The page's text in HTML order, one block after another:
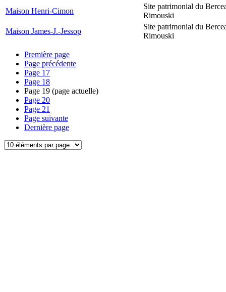
Maison Henri-Cimon
Site patrimonial du
Rimouski
Maison James-J.-Jessop
Site patrimonial du
Rimouski
Première page
Page précédente
Page 17
Page 18
Page 19 (page actuelle)
Page 20
Page 21
Page suivante
Dernière page